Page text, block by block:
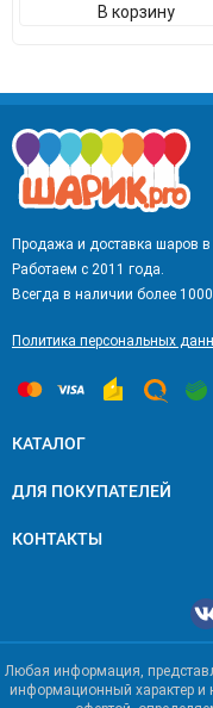
В корзину
Продажа и доставка шаров в
Работаем с 2011 года.
Всегда в наличии более
Политика персональных
КАТАЛОГ
ДЛЯ ПОКУПАТЕЛЕЙ
КОНТАКТЫ
Любая информация,
информационный характер и